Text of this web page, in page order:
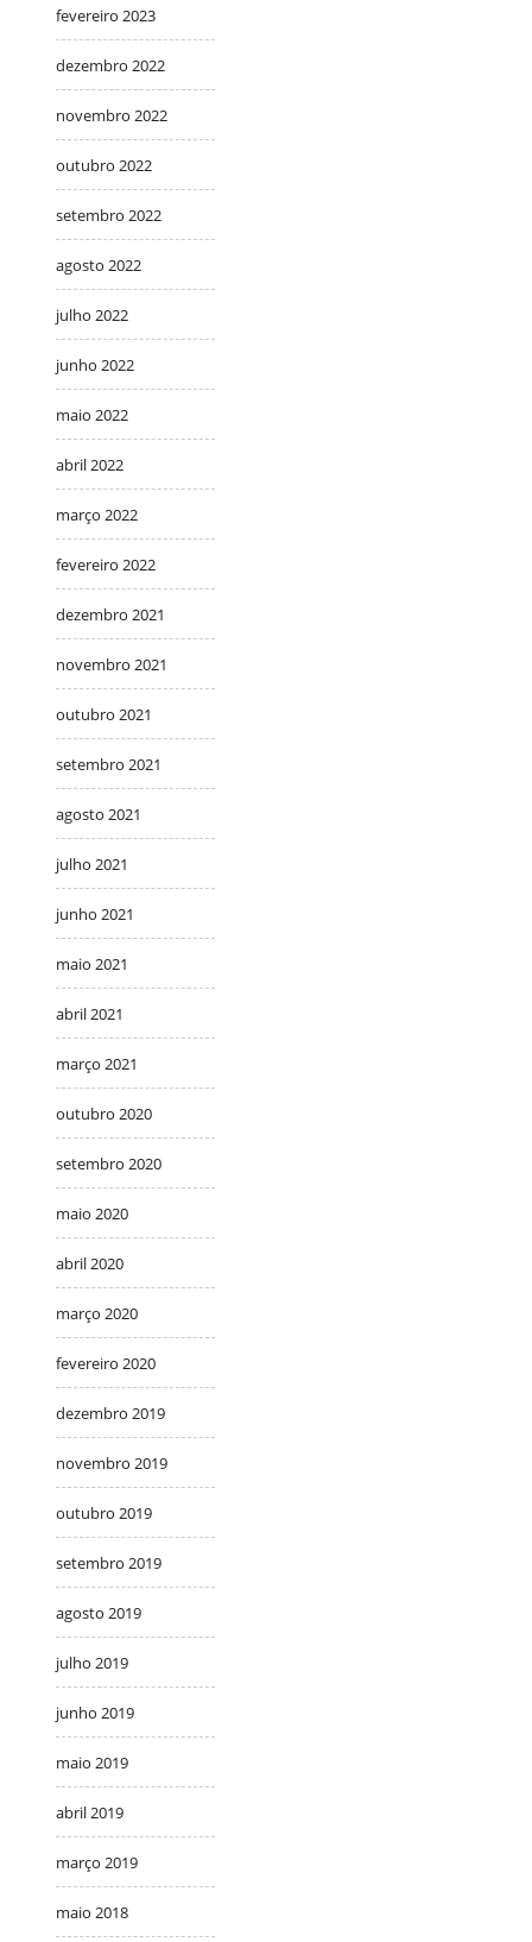
fevereiro 2023
dezembro 2022
novembro 2022
outubro 2022
setembro 2022
agosto 2022
julho 2022
junho 2022
maio 2022
abril 2022
março 2022
fevereiro 2022
dezembro 2021
novembro 2021
outubro 2021
setembro 2021
agosto 2021
julho 2021
junho 2021
maio 2021
abril 2021
março 2021
outubro 2020
setembro 2020
maio 2020
abril 2020
março 2020
fevereiro 2020
dezembro 2019
novembro 2019
outubro 2019
setembro 2019
agosto 2019
julho 2019
junho 2019
maio 2019
abril 2019
março 2019
maio 2018